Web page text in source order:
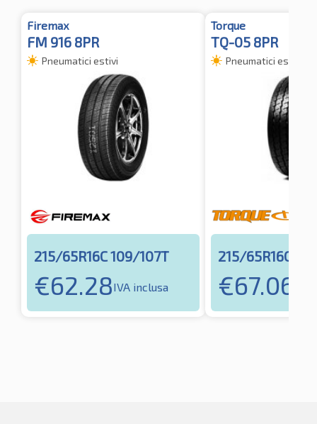
Firemax
FM 916 8PR
Pneumatici estivi
215/65R16C 109/107T
€62.28IVA inclusa
Torque
TQ-05 8PR
Pneumatici estivi
215/65R16C
€67.06